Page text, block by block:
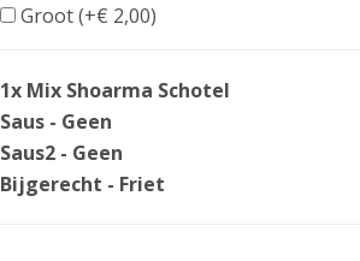
Groot (+€ 2,00)
1x Mix Shoarma Schotel
Saus - Geen
Saus2 - Geen
Bijgerecht - Friet